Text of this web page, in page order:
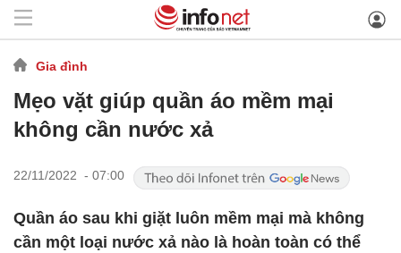
Gia đình
Mẹo vặt giúp quần áo mềm mại
không cần nước xả
22/11/2022 - 07:00
Quần áo sau khi giặt luôn mềm mại mà không
cần một loại nước xả nào là hoàn toàn có thể